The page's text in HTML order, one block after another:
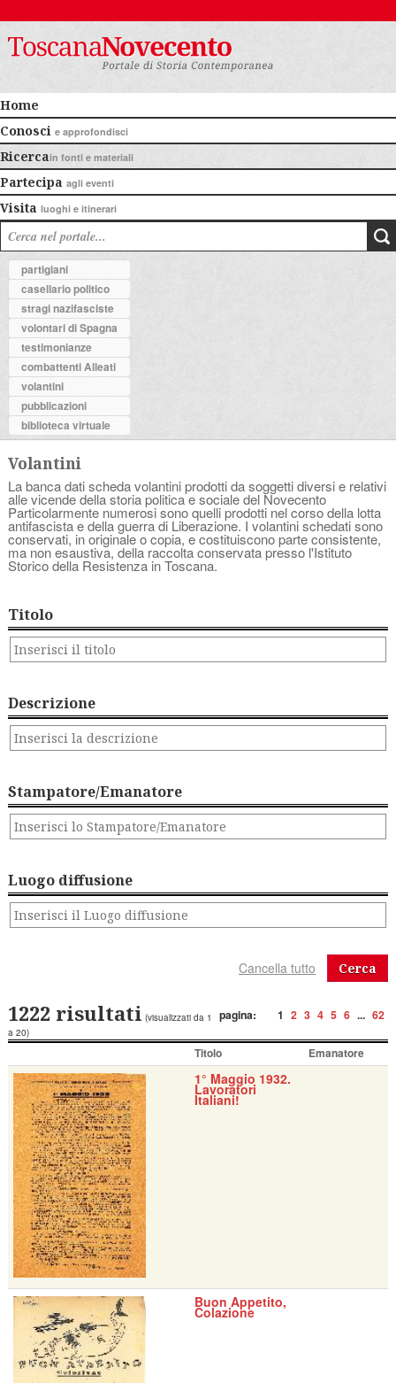
Home
Conosci e approfondisci
Ricercain fonti e materiali
Partecipa agli eventi
Visita luoghi e itinerari
partigiani
casellario politico
stragi nazifasciste
volontari di Spagna
testimonianze
combattenti Alleati
volantini
pubblicazioni
biblioteca virtuale
Volantini
La banca dati scheda volantini prodotti da soggetti diversi e relativi
alle vicende della storia politica e sociale del Novecento
Particolarmente numerosi sono quelli prodotti nel corso della lotta
antifascista e della guerra di Liberazione. I volantini schedati sono
conservati, in originale o copia, e costituiscono parte consistente,
ma non esaustiva, della raccolta conservata presso l'Istituto
Storico della Resistenza in Toscana.
Titolo
Descrizione
Stampatore/Emanatore
Luogo diffusione
Cerca
pagina: 1 2 3 4 5 6 ... 62
1222 risultati (visualizzati da 1
a 20)
Titolo Emanatore
1° Maggio 1932.
Lavoratori
Italiani!
Buon Appetito,
Colazione